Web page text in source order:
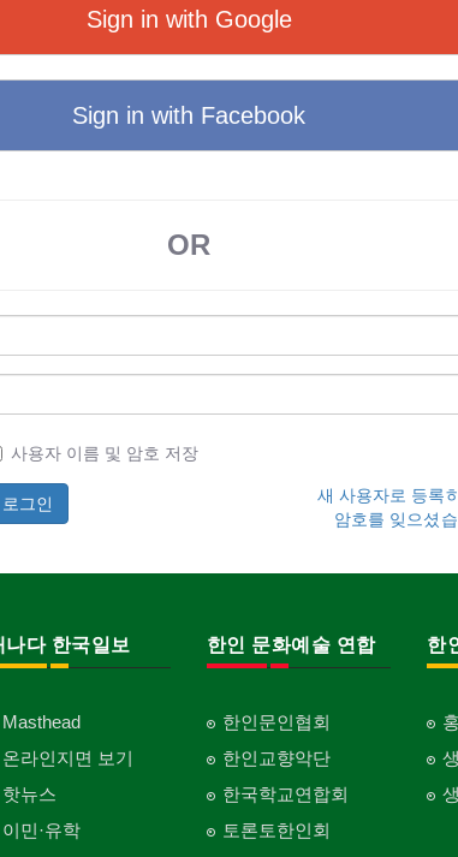
Sign in with Google
Sign in with Facebook
OR
사용자 이름 및 암호 저장
새 사용자로 등록
암호를 잊으셨
나다 한국일보
Masthead
온라인지면 보기
핫뉴스
이민·유학
한인 문화예술 연합
한인문인협회
한인교향악단
한국학교연합회
토론토한인회
한